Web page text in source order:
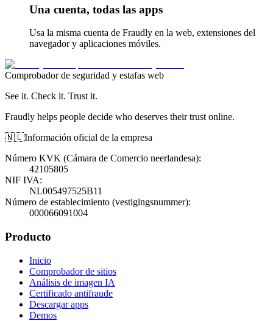
Una cuenta, todas las apps
Usa la misma cuenta de Fraudly en la web, extensiones del
navegador y aplicaciones móviles.
Comprobador de seguridad y estafas web
See it. Check it. Trust it.
Fraudly helps people decide who deserves their trust online.
🇳🇱Información oficial de la empresa
Número KVK (Cámara de Comercio neerlandesa):
42105805
NIF IVA:
NL005497525B11
Número de establecimiento (vestigingsnummer):
000066091004
Producto
Inicio
Comprobador de sitios
Análisis de imagen IA
Certificado antifraude
Descargar apps
Demos